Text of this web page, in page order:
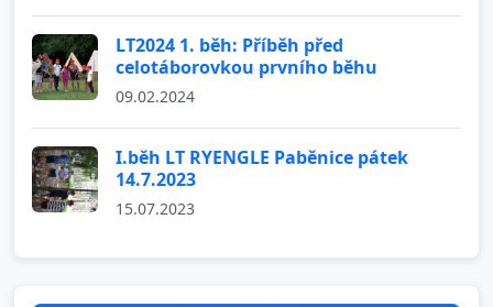
LT2024 1. běh: Příběh před
celotáborovkou prvního běhu
09.02.2024
I.běh LT RYENGLE Paběnice pátek
14.7.2023
15.07.2023